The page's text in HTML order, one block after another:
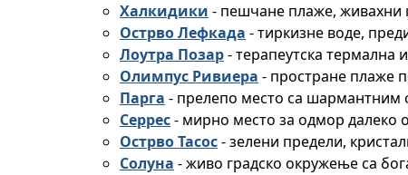
Халкидики - пешчане плаже, живахни
Острво Лефкада - тиркизне воде,
Лоутра Позар- терапеутска
Олимпус Ривиера - простране плаже
Парга - прелепо место са шармантним
Серрес- мирно место за одмор далеко
Острво Тасос- зелени предели,
Солуна - живо градско окружење са